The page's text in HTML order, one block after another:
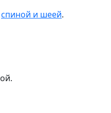
спиной и шеей.